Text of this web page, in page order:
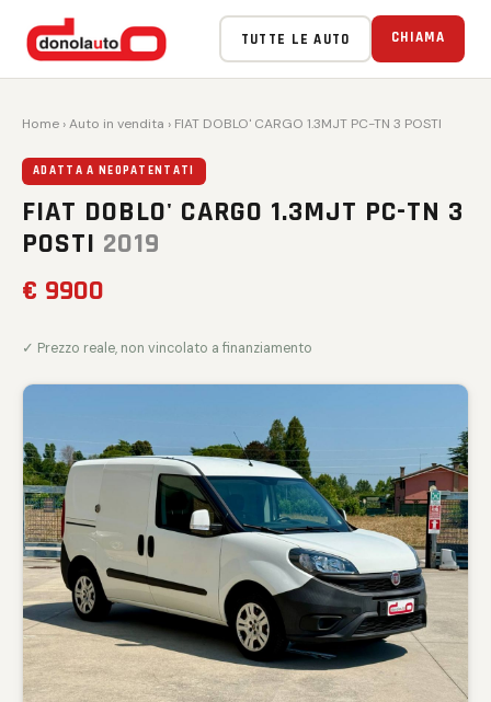
TUTTE LE AUTO CHIAMA
Home ›Auto in vendita › FIAT DOBLO' CARGO 1.3MJT PC-TN 3 POSTI
ADATTA A NEOPATENTATI
FIAT DOBLO' CARGO 1.3MJT PC-TN 3
POSTI 2019
€ 9900
✓ Prezzo reale, non vincolato a finanziamento